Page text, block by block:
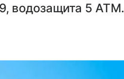
водозащита 5 ATM.